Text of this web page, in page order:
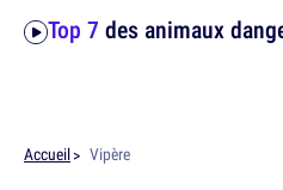
Top 7 des animaux
Accueil Vipère